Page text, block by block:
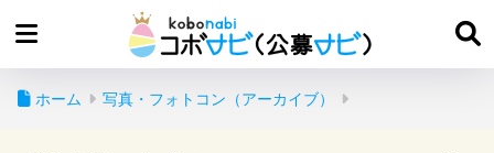
ホーム 写真・フォトコン（アーカイブ）